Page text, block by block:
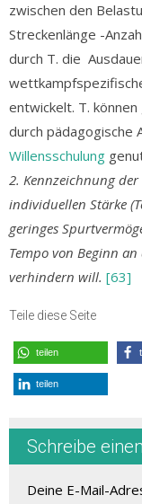
zwischen den
Streckenlänge -
durch T. die
entwickelt. T.
durch pädagogische
Willensschulung
2. Kennzeichnung
individuellen Stärke
geringes
Tempo von Beginn
verhindern will. [63]
Teile diese Seite
teilen
teilen
Schreibe
Deine E-Mail-